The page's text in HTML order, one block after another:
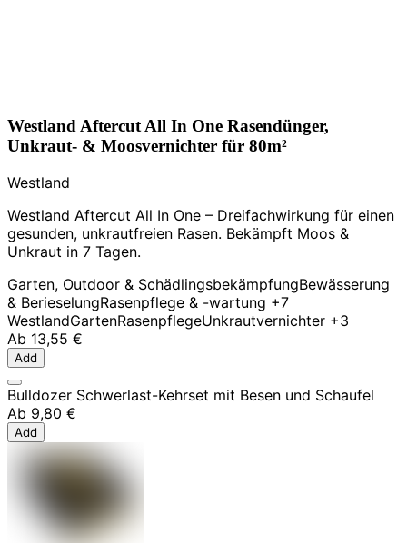
Westland Aftercut All In One Rasendünger,
Unkraut- & Moosvernichter für 80m²
Westland
Westland Aftercut All In One – Dreifachwirkung für einen
gesunden, unkrautfreien Rasen. Bekämpft Moos &
Unkraut in 7 Tagen.
Garten, Outdoor & SchädlingsbekämpfungBewässerung
& BerieselungRasenpflege & -wartung +7
WestlandGartenRasenpflegeUnkrautvernichter +3
Ab 13,55 €
Add
Bulldozer Schwerlast-Kehrset mit Besen und Schaufel
Ab 9,80 €
Add